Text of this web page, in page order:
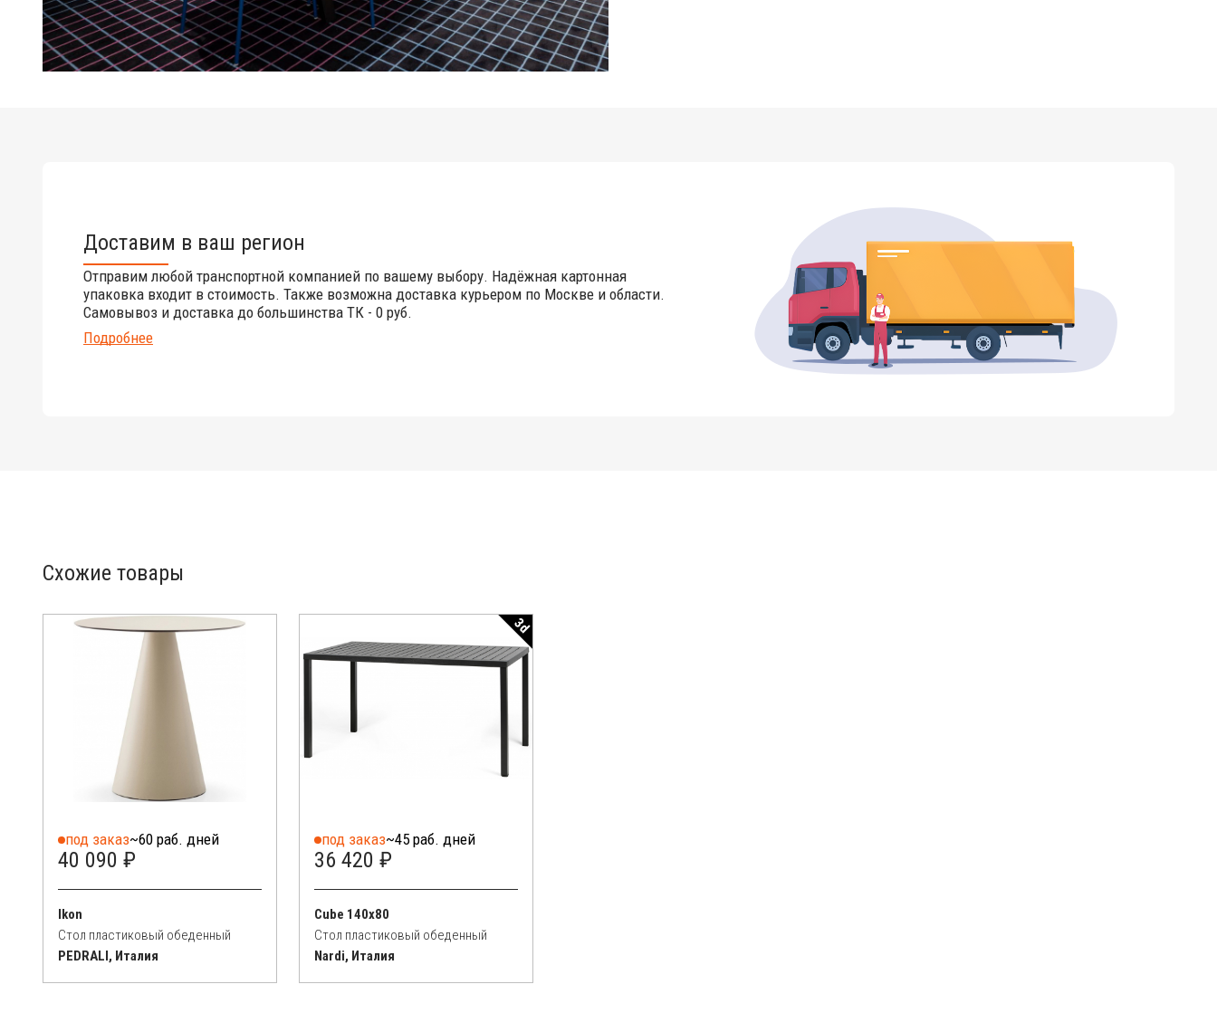
Доставим в ваш регион
Отправим любой транспортной компанией по вашему выбору. Надёжная картонная
упаковка входит в стоимость. Также возможна доставка курьером по Москве и области.
Самовывоз и доставка до большинства ТК - 0 руб.
Подробнее
Схожие товары
под заказ~60 раб. дней
40 090 ₽
Ikon
Стол пластиковый обеденный
PEDRALI, Италия
3d
под заказ~45 раб. дней
36 420 ₽
Cube 140x80
Стол пластиковый обеденный
Nardi, Италия